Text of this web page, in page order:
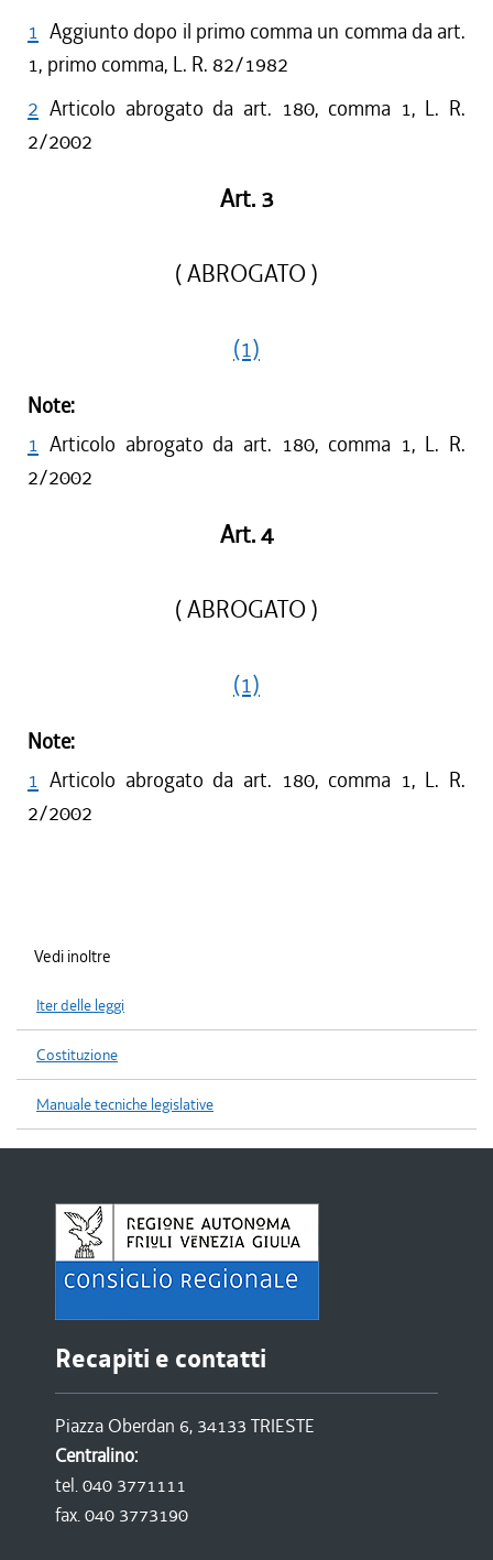
1 Aggiunto dopo il primo comma un comma da art.
1, primo comma, L. R. 82/1982
2 Articolo abrogato da art. 180, comma 1, L. R.
2/2002
Art. 3
( ABROGATO )
(1)
Note:
1 Articolo abrogato da art. 180, comma 1, L. R.
2/2002
Art. 4
( ABROGATO )
(1)
Note:
1 Articolo abrogato da art. 180, comma 1, L. R.
2/2002
Vedi inoltre
Iter delle leggi
Costituzione
Manuale tecniche legislative
Recapiti e contatti
Piazza Oberdan 6, 34133 TRIESTE
Centralino:
tel. 040 3771111
fax. 040 3773190